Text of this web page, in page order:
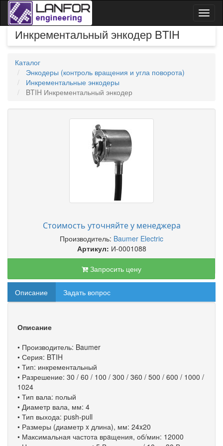
Инкрементальный энкодер BTIH
Каталог
Энкодеры (контроль вращения и угла поворота)
Инкрементальные энкодеры
BTIH Инкрементальный энкодер
Стоимость уточняйте у менеджера
Производитель: Baumer Electric
Артикул: И-0001088
Запросить цену
Описание Задать вопрос
Описание
• Производитель: Baumer
• Серия: BTIH
• Тип: инкрементальный
• Разрешение: 30 / 60 / 100 / 300 / 360 / 500 / 600 / 1000 /
1024
• Тип вала: полый
• Диаметр вала, мм: 4
• Тип выхода: push-pull
• Размеры (диаметр x длина), мм: 24x20
• Максимальная частота врaщения, об/мин: 12000